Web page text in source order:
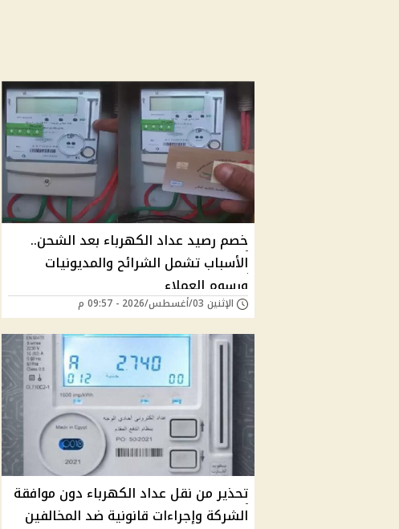
خصم رصيد عداد الكهرباء بعد الشحن..
الأسباب تشمل الشرائح والمديونيات
ورسوم العملاء
الإثنين 03/أغسطس/2026 - 09:57 م
تحذير من نقل عداد الكهرباء دون موافقة
الشركة وإجراءات قانونية ضد المخالفين